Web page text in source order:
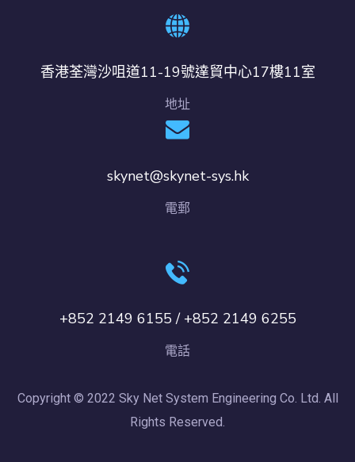
香港荃灣沙咀道11-19號達貿中心17樓11室
地址
skynet@skynet-sys.hk
電郵
+852 2149 6155 / +852 2149 6255
電話
Copyright © 2022 Sky Net System Engineering Co. Ltd. All
Rights Reserved.